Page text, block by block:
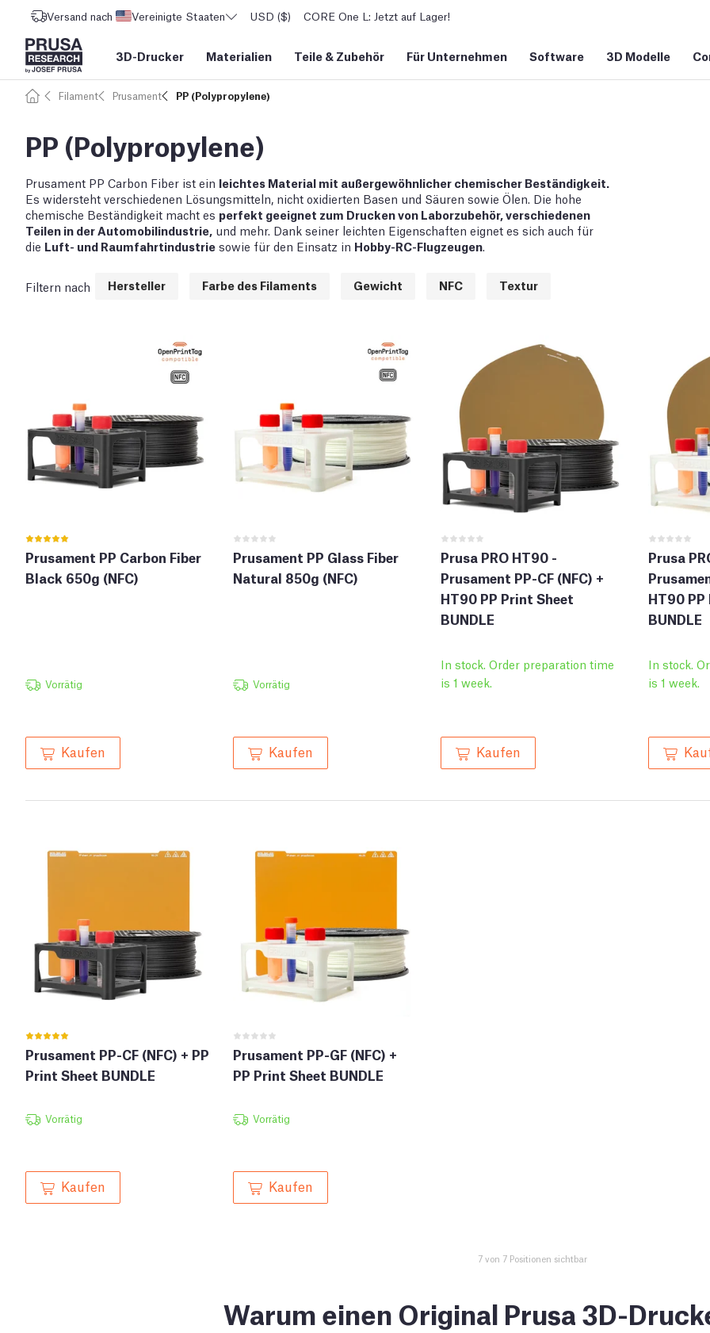
Versand nach Vereinigte Staaten USD ($) CORE One L: Jetzt auf Lager!
3D-Drucker Materialien Teile & Zubehör Für Unternehmen Software 3D Modelle
Filament Prusament PP (Polypropylene)
PP (Polypropylene)
Prusament PP Carbon Fiber ist ein leichtes Material mit außergewöhnlicher chemischer Beständigkeit.
Es widersteht verschiedenen Lösungsmitteln, nicht oxidierten Basen und Säuren sowie Ölen. Die hohe
chemische Beständigkeit macht es perfekt geeignet zum Drucken von Laborzubehör, verschiedenen
Teilen in der Automobilindustrie, und mehr. Dank seiner leichten Eigenschaften eignet es sich auch für
die Luft- und Raumfahrtindustrie sowie für den Einsatz in Hobby-RC-Flugzeugen.
Filtern nach Hersteller Farbe des Filaments Gewicht NFC Textur
Prusament PP Carbon Fiber
Black 650g (NFC)
Vorrätig
Kaufen
Prusament PP Glass Fiber
Natural 850g (NFC)
Vorrätig
Kaufen
Prusa PRO HT90 -
Prusament PP-CF (NFC) +
HT90 PP Print Sheet
BUNDLE
In stock. Order preparation time
is 1 week.
Kaufen
Prusa
HT90
BUNDLE
In stock.
is 1 week.
Prusament PP-CF (NFC) + PP
Print Sheet BUNDLE
Vorrätig
Kaufen
Prusament PP-GF (NFC) +
PP Print Sheet BUNDLE
Vorrätig
Kaufen
7 von 7 Positionen sichtbar
Warum einen Original Prusa 3D-